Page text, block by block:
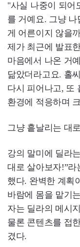
"사실 나중이 되어
를 거예요. 그냥
게 어른이지 않을
제가 최근에 발표
마음에서 나온 거
닮았더라고요. 홀
다시 피어나고, 또
환경에 적응하며
그냥 흩날리는 대
강의 말미에 딜라
대로 살아보자!”라
했다. 완벽한 계획
바람에 몸을 맡기
자는 딜라의 메시
물론 콘텐츠를 접
겼다.